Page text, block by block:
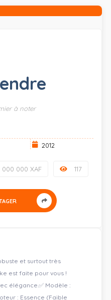
à noter
2012
117
000 000 XAF
et surtout très
est faite pour vous !
élégance. ​✅ Modèle :
: Essence (Faible